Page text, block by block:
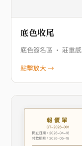
底色收尾
底色簽名區 · 莊重感
點擊放大 →